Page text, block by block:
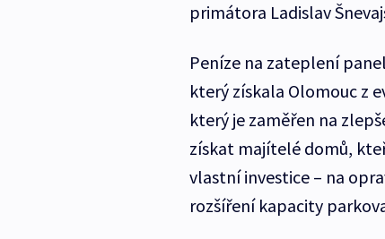
primátora Ladislav
Peníze na zateplení
který získala Olomouc z
který je zaměřen na
získat majítelé domů,
vlastní investice – na
rozšíření kapacity